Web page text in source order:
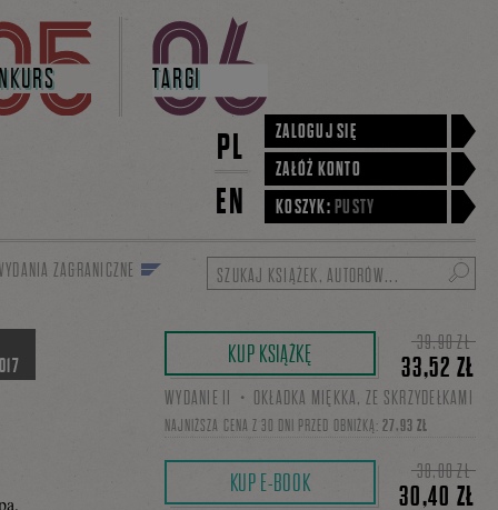
TARGI
PL
EN
ZALOGUJ SIĘ
ZAŁÓŻ KONTO
KOSZYK: PUSTY
ZAGRANICZNE
KUP KSIĄŻKĘ 39,90 ZŁ
33,52 ZŁ
WYDANIE II・OKŁADKA MIĘKKA, ZE SKRZYDEŁKAMI
NAJNIŻSZA CENA Z 30 DNI PRZED OBNIŻKĄ: 27,93 ZŁ
KUP E-BOOK 38,00 ZŁ
30,40 ZŁ